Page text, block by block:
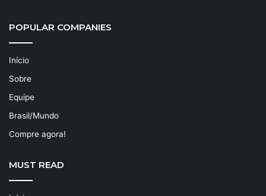
POPULAR COMPANIES
Início
Sobre
Equipe
Brasil/Mundo
Compre agora!
MUST READ